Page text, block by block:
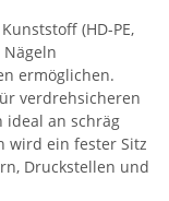
(HD-PE,
ermöglichen.
verdrehsicheren
ideal an schräg
wird ein fester Sitz
Druckstellen und